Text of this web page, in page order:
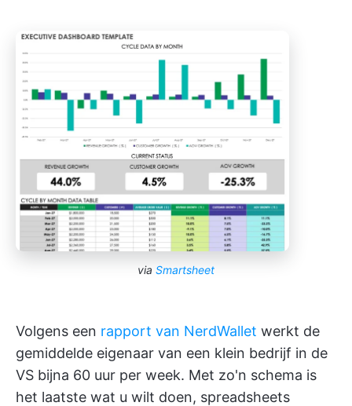
via Smartsheet
Volgens een rapport van NerdWallet werkt de
gemiddelde eigenaar van een klein bedrijf in de
VS bijna 60 uur per week. Met zo'n schema is
het laatste wat u wilt doen, spreadsheets